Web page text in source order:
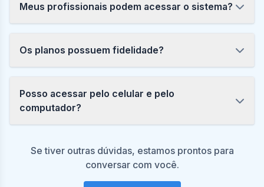
Meus profissionais podem acessar o sistema?
Os planos possuem fidelidade?
Posso acessar pelo celular e pelo
computador?
Se tiver outras dúvidas, estamos prontos para
conversar com você.